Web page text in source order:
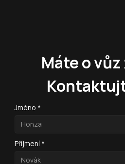
Máte o
Jméno *
Příjmení *